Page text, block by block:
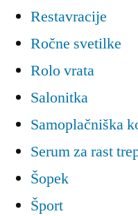
Restavracije
Ročne svetilke
Rolo vrata
Salonitka
Samoplačniška
Serum za rast
Šopek
Šport